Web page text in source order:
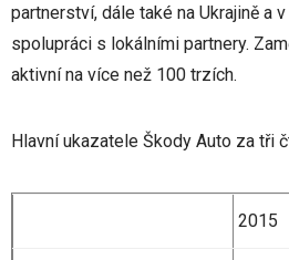
partnerství, dále také na Ukrajině a
spolupráci s lokálními partnery.
aktivní na více než 100 trzích.
Hlavní ukazatele Škody Auto za tři
2015